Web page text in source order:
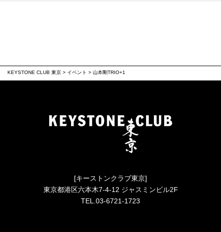
KEYSTONE CLUB 東京 > イベント > 山本剛TRIO+1
[キーストンクラブ東京]
東京都港区六本木7-4-12 ジャスミンビル2F
TEL.03-6721-1723